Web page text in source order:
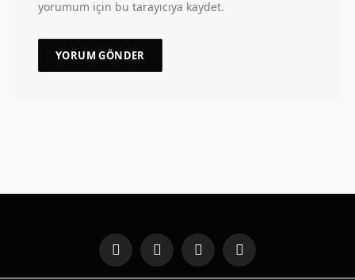
yorumum için bu tarayıcıya kaydet.
Facebook
X
(Twitter)
InstagramPinterest